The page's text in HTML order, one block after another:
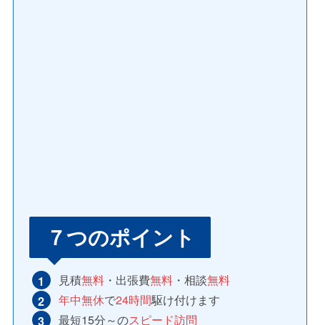
７つのポイント
見積無料・出張費無料・相談無料
年中無休で24時間駆け付けます
最短15分～のスピード訪問